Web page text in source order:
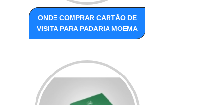
ONDE COMPRAR CARTÃO DE
VISITA PARA PADARIA MOEMA